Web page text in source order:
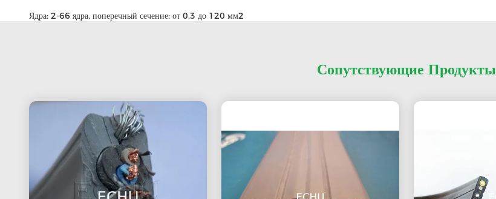
Ядра: 2-66 ядра, поперечный сечение: от 0,3 до 120 мм2
Сопутствующие Продукты